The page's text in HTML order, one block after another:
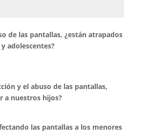
de las pantallas, ¿están atrapados
adolescentes?
y el abuso de las pantallas,
a nuestros hijos?
las pantallas a los menores